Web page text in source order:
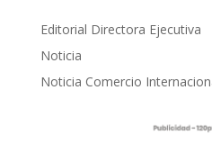
Editorial Directora Ejecutiva
Noticia
Noticia Comercio